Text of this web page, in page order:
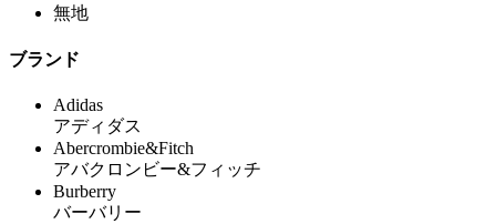
無地
ブランド
Adidas
アディダス
Abercrombie&Fitch
アバクロンビー&フィッチ
Burberry
バーバリー